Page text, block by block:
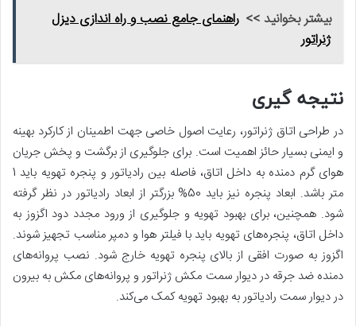
بیشتر بخوانید >> راهنمای جامع نصب و راه اندازی دیزل
ژنراتور
نتیجه گیری
در طراحی اتاق ژنراتور، رعایت اصول خاصی جهت اطمینان از کارکرد بهینه
و ایمنی بسیار حائز اهمیت است. برای جلوگیری از برگشت و پخش جریان
هوای گرم دمنده به داخل اتاق، فاصله بین رادیاتور و پنجره تهویه باید 1
متر باشد. ابعاد پنجره نیز باید 50% بزرگتر از ابعاد رادیاتور در نظر گرفته
شود. همچنین، برای بهبود تهویه و جلوگیری از ورود مجدد دود اگزوز به
داخل اتاق، پنجره‌های تهویه باید با فیلتر هوا و دمپر مناسب تجهیز شوند.
اگزوز به صورت افقی از بالای پنجره تهویه خارج شود. نصب پروانه‌های
دمنده ضد جرقه در دیوار سمت مکش ژنراتور و پروانه‌های مکش به بیرون
در دیوار سمت رادیاتور به بهبود تهویه کمک می‌کند.